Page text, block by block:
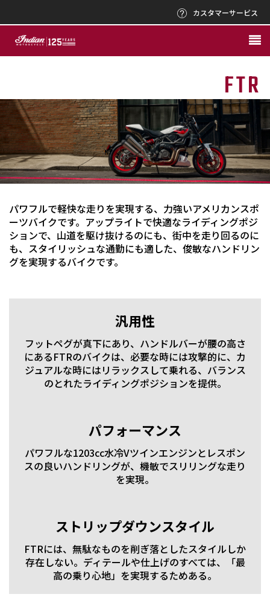
カスタマーサービス
FTR
パワフルで軽快な走りを実現する、力強いアメリカンスポ
ーツバイクです。アップライトで快適なライディングポジ
ションで、山道を駆け抜けるのにも、街中を走り回るのに
も、スタイリッシュな通勤にも適した、俊敏なハンドリン
グを実現するバイクです。
汎用性
フットペグが真下にあり、ハンドルバーが腰の高さ
にあるFTRのバイクは、必要な時には攻撃的に、カ
ジュアルな時にはリラックスして乗れる、バランス
のとれたライディングポジションを提供。
パフォーマンス
パワフルな1203cc水冷Vツインエンジンとレスポン
スの良いハンドリングが、機敏でスリリングな走り
を実現。
ストリップダウンスタイル
FTRには、無駄なものを削ぎ落としたスタイルしか
存在しない。ディテールや仕上げのすべては、「最
高の乗り心地」を実現するためある。